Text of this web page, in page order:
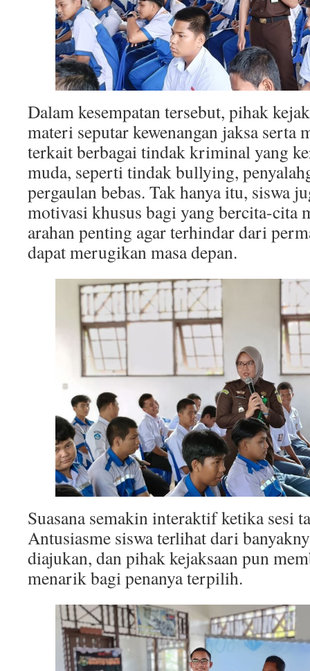
Dalam kesempatan tersebut, pihak
materi seputar kewenangan jaksa serta
terkait berbagai tindak kriminal yang
muda, seperti tindak bullying,
pergaulan bebas. Tak hanya itu, siswa
motivasi khusus bagi yang bercita-cita
arahan penting agar terhindar dari
dapat merugikan masa depan.
Suasana semakin interaktif ketika sesi
Antusiasme siswa terlihat dari
diajukan, dan pihak kejaksaan pun
menarik bagi penanya terpilih.